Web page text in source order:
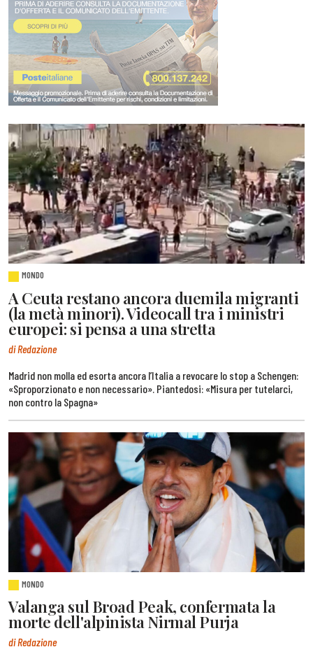
MONDO
A Ceuta restano ancora duemila migranti
(la metà minori). Videocall tra i ministri
europei: si pensa a una stretta
di Redazione
Madrid non molla ed esorta ancora l’Italia a revocare lo stop a Schengen:
«Sproporzionato e non necessario». Piantedosi: «Misura per tutelarci,
non contro la Spagna»
MONDO
Valanga sul Broad Peak, confermata la
morte dell'alpinista Nirmal Purja
di Redazione